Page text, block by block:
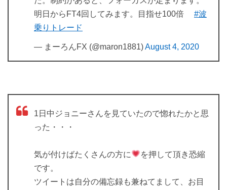
明日からFT4回してみます。目指せ100倍 #波
乗りトレード
— まーろんFX (@maron1881)August 4, 2020
1日中ジョニーさんを見ていたので惚れたかと思
った・・・
気が付けばたくさんの方に
を押して頂き恐縮
です。
ツイートは自分の備忘録も兼ねてまして、お目